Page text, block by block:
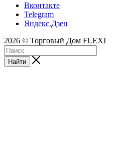
Вконтакте
Telegram
Яндекс.Дзен
2026 © Торговый Дом FLEXI
Найти